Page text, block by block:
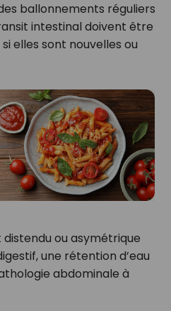
ballonnements réguliers
intestinal doivent être
elles sont nouvelles ou
ou asymétrique
une rétention d’eau
abdominale à